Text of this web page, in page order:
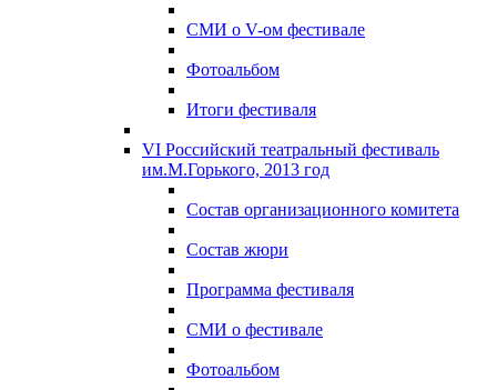
СМИ о V-ом фестивале
Фотоальбом
Итоги фестиваля
VI Российский театральный фестиваль
им.М.Горького, 2013 год
Состав организационного комитета
Состав жюри
Программа фестиваля
СМИ о фестивале
Фотоальбом